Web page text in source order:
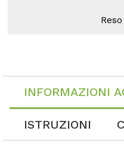
INFORMAZIONI
ISTRUZIONI